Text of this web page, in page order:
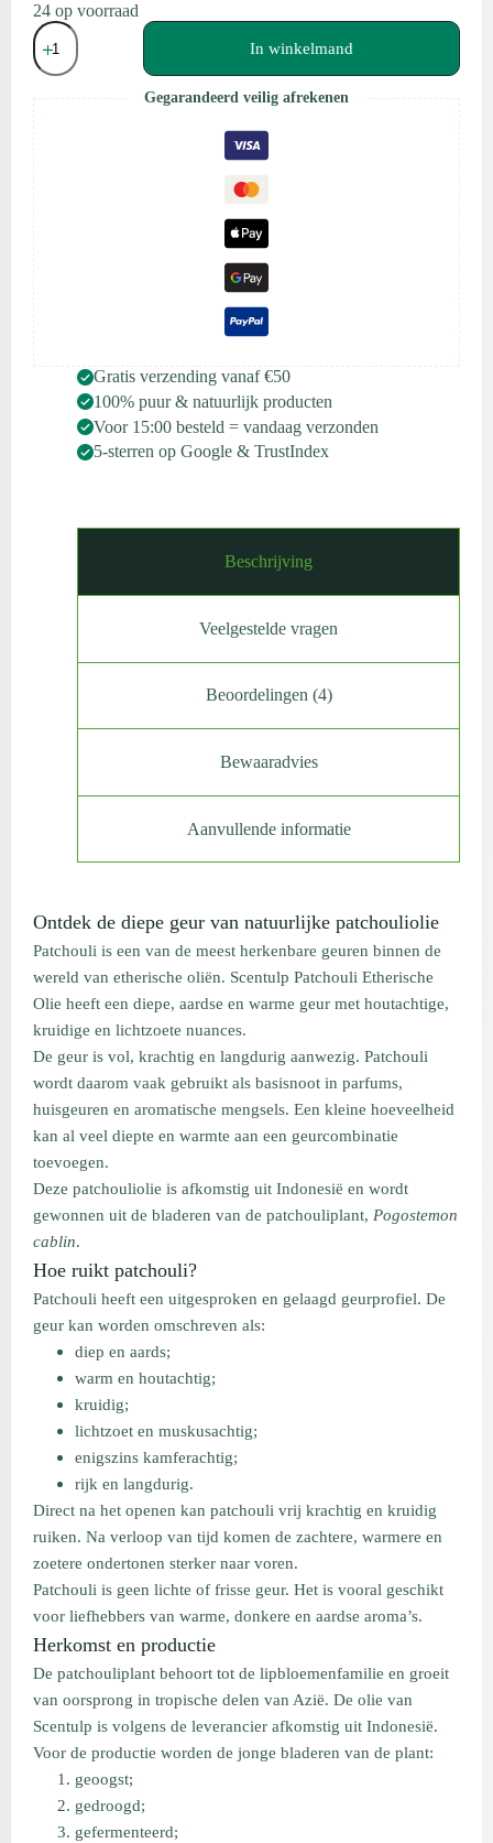
24 op voorraad
Scentulp
Patchouli
Etherische
–
10
ml
aantal
In winkelmand
Gegarandeerd veilig afrekenen
Gratis verzending vanaf €50
100% puur & natuurlijk producten
Voor 15:00 besteld = vandaag verzonden
5-sterren op Google & TrustIndex
Beschrijving
Veelgestelde vragen
Beoordelingen (4)
Bewaaradvies
Aanvullende informatie
Ontdek de diepe geur van natuurlijke patchouliolie
Patchouli is een van de meest herkenbare geuren binnen de
wereld van etherische oliën. Scentulp Patchouli Etherische
Olie heeft een diepe, aardse en warme geur met houtachtige,
kruidige en lichtzoete nuances.
De geur is vol, krachtig en langdurig aanwezig. Patchouli
wordt daarom vaak gebruikt als basisnoot in parfums,
huisgeuren en aromatische mengsels. Een kleine hoeveelheid
kan al veel diepte en warmte aan een geurcombinatie
toevoegen.
Deze patchouliolie is afkomstig uit Indonesië en wordt
gewonnen uit de bladeren van de patchouliplant, Pogostemon
cablin.
Hoe ruikt patchouli?
Patchouli heeft een uitgesproken en gelaagd geurprofiel. De
geur kan worden omschreven als:
diep en aards;
warm en houtachtig;
kruidig;
lichtzoet en muskusachtig;
enigszins kamferachtig;
rijk en langdurig.
Direct na het openen kan patchouli vrij krachtig en kruidig
ruiken. Na verloop van tijd komen de zachtere, warmere en
zoetere ondertonen sterker naar voren.
Patchouli is geen lichte of frisse geur. Het is vooral geschikt
voor liefhebbers van warme, donkere en aardse aroma’s.
Herkomst en productie
De patchouliplant behoort tot de lipbloemenfamilie en groeit
van oorsprong in tropische delen van Azië. De olie van
Scentulp is volgens de leverancier afkomstig uit Indonesië.
Voor de productie worden de jonge bladeren van de plant:
geoogst;
gedroogd;
gefermenteerd;